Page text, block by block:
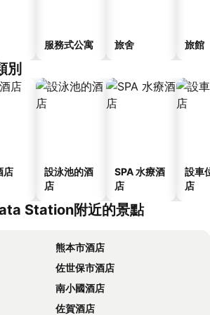
服務式公寓 旅舍 旅館
別
店
設泳池的酒
店
SPA 水療酒
店
設車
店
Station附近的景點
熊本市酒店
佐世保市酒店
南小國酒店
佐賀酒店